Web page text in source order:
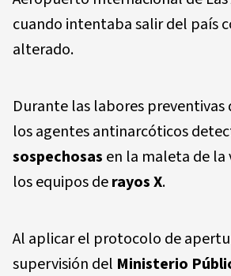
cuando intentaba salir del país
alterado.
Durante las labores preventivas
los agentes antinarcóticos
sospechosas en la maleta de
los equipos derayos X.
Al aplicar el protocolo de
supervisión del Ministerio